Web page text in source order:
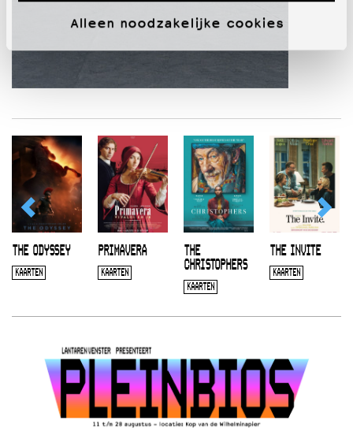
Alleen noodzakelijke cookies
THE ODYSSEY
KAARTEN
PRIMAVERA
KAARTEN
THE
CHRISTOPHERS
KAARTEN
THE INVITE
KAARTEN